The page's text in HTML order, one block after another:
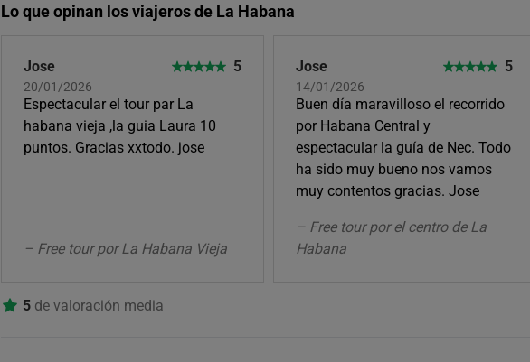
Lo que opinan los viajeros de La Habana
Jose
20/01/2026
5
Espectacular el tour par La
habana vieja ,la guia Laura 10
puntos. Gracias xxtodo. jose
– Free tour por La Habana Vieja
Jose
14/01/2026
5
Buen día maravilloso el recorrido
por Habana Central y
espectacular la guía de Nec. Todo
ha sido muy bueno nos vamos
muy contentos gracias. Jose
– Free tour por el centro de La
Habana
5 de valoración media